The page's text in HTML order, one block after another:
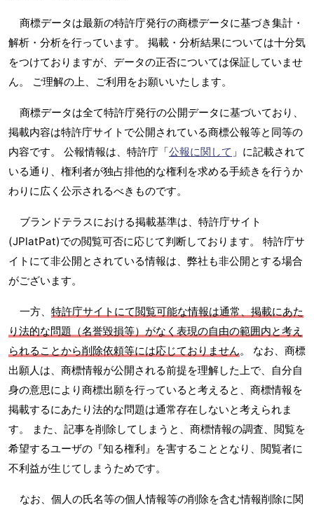
商標データは最新の特許庁発行の商標データに基づき集計・
解析・分析を行っています。 掲載・分析結果については十分気
をつけておりますが、データの正否については保証していませ
ん。 ご理解の上、ご利用をお願いいたします。
商標データは全て特許庁発行の公開データに基づいており、
掲載内容は特許庁サイトで公開されている商標公報等と同等の
内容です。 公報情報は、特許庁「公報に関して 」に記載されて
いる通り、権利者が独占排他的な権利を求める手続きを行うか
わりに広く公示されるべきものです。
ブランドテラスにおける掲載基準は、特許庁サイト
(JPlatPat)での閲覧可否に応じて判断しております。 特許庁サ
イトにて非公開とされている情報は、弊社も非公開とする場合
がございます。
一方、 特許庁サイトにて閲覧可能な情報は通常、掲載にあた
り法的な問題（名誉毀損等）がなく表現の自由の範囲内と考え
られることから削除依頼等には応じておりません。 なお、商標
出願人は、商標情報が公開される前提を理解した上で、自分自
身の意思により商標出願を行っていると考えると、商標情報を
掲載するにあたり法的な問題は通常存在しないと考えられま
す。 また、記事を削除してしまうと、商標情報の調査、閲覧を
希望するユーザの『知る権利』を害することとなり、閲覧者に
不利益が生じてしまうためです。
なお、個人の氏名等の個人情報等の削除を含む情報削除に関